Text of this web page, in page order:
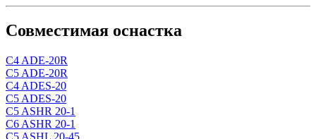
Совместимая оснастка
C4 ADE-20R
C5 ADE-20R
C4 ADES-20
C5 ADES-20
C5 ASHR 20-1
C6 ASHR 20-1
C5 ASHL 20-45